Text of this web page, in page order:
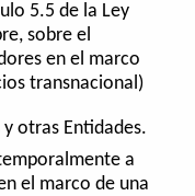
5.5 de la Ley
sobre el
en el marco
transnacional)
y otras Entidades.
a
el marco de una